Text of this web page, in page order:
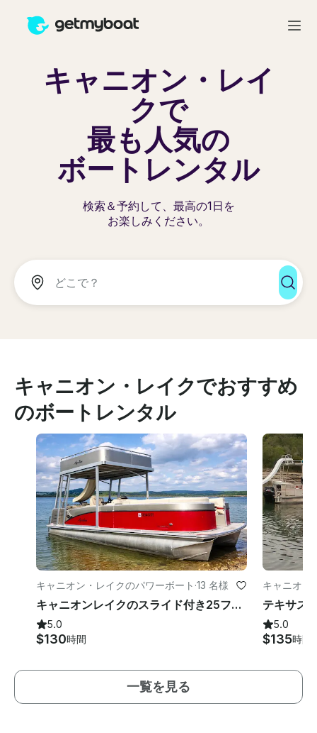
キャニオン・レイ
クで
最も人気の
ボートレンタル
検索＆予約して、最高の1日を
お楽しみください。
キャニオン・レイクでおすすめ
のボートレンタル
キャニオン・レイクのパワーボート ·13 名様
キャニオンレイクのスライド付き25フィートアバロンダブルデッカー
5.0
$130時間
キャニオン
5.0
$135時間
一覧を見る